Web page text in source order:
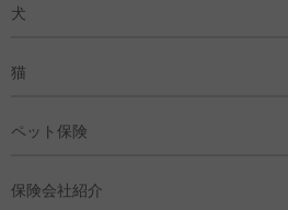
犬
猫
ペット保険
保険会社紹介